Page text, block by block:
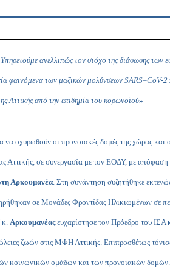
Υπηρετούμε ανελλιπώς τον στόχο της διάσωσης των
φαινόμενα των μαζικών μολύνσεων SARS–CoV-2
Αττικής από την επιδημία του κορωνοϊού»
να οχυρωθούν οι προνοιακές δομές της χώρας
Αττικής, σε συνεργασία με τον ΕΟΔΥ, με
Αρκουμανέα. Στη συνάντηση συζητήθηκε
σε Μονάδες Φροντίδας Ηλικιωμένων σε
κ. Αρκουμανέαςευχαρίστησε τον Πρόεδρο του ΙΣΑ
ζωών στις ΜΦΗ Αττικής. Επιπροσθέτως
κοινωνικών ομάδων και των προνοιακών δομών.